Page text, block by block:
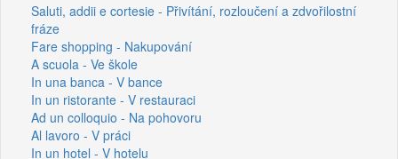
Saluti, addii e cortesie - Přivítání, rozloučení a zdvořilostní
fráze
Fare shopping - Nakupování
A scuola - Ve škole
In una banca - V bance
In un ristorante - V restauraci
Ad un colloquio - Na pohovoru
Al lavoro - V práci
In un hotel - V hotelu